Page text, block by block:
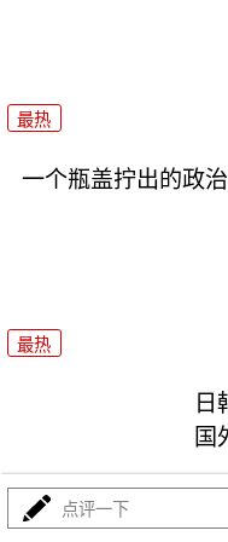
最热
一个瓶盖拧出的政
最热
日
国
最
点评一下